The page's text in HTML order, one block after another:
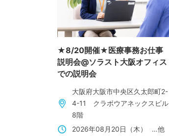
★8/20開催★医療事務お仕事
説明会@ソラスト大阪オフィス
での説明会
大阪府大阪市中央区久太郎町2-
4-11 クラボウアネックスビル
8階
2026年08月20日（木）
…他